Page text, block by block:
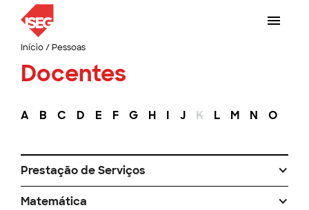
Início/ Pessoas
Docentes
A B C D E F G H I J K L M N O
Prestação de Serviços
Matemática